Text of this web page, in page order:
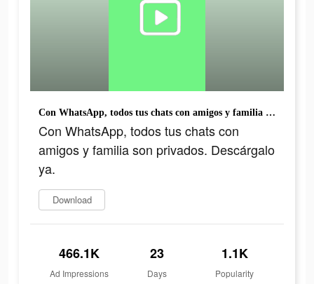
Con WhatsApp, todos tus chats con amigos y familia son privados. Descárgalo ya.
Con WhatsApp, todos tus chats con
amigos y familia son privados. Descárgalo
ya.
Download
466.1K
Ad Impressions
23
Days
1.1K
Popularity